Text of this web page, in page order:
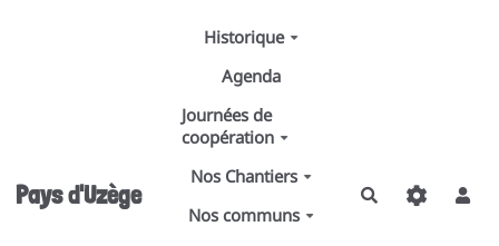
Aller au contenu principal
Pays d'Uzège
Historique
Agenda
Journées de
coopération
Nos Chantiers
Nos communs
Rechercher